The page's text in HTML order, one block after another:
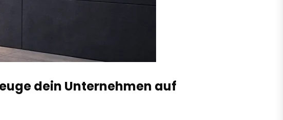
dein Unternehmen auf